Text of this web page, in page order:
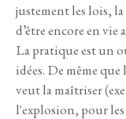
justement les lois,
d’être encore en vie
La pratique est un
idées. De même
veut la maîtriser
l'explosion, pour les